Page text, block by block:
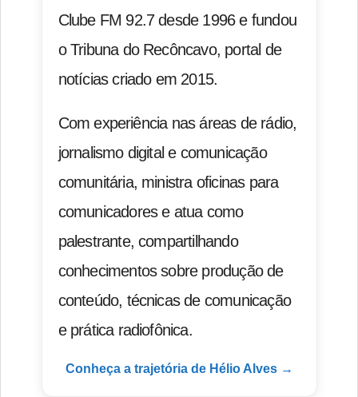
Clube FM 92.7 desde 1996 e fundou
o Tribuna do Recôncavo, portal de
notícias criado em 2015.
Com experiência nas áreas de rádio,
jornalismo digital e comunicação
comunitária, ministra oficinas para
comunicadores e atua como
palestrante, compartilhando
conhecimentos sobre produção de
conteúdo, técnicas de comunicação
e prática radiofônica.
Conheça a trajetória de Hélio Alves →